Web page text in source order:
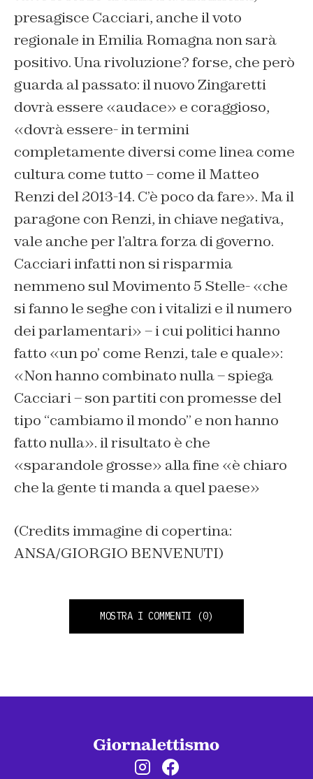
presagisce Cacciari, anche il voto
regionale in Emilia Romagna non sarà
positivo. Una rivoluzione? forse, che però
guarda al passato: il nuovo Zingaretti
dovrà essere «audace» e coraggioso,
«dovrà essere- in termini
completamente diversi come linea come
cultura come tutto – come il Matteo
Renzi del 2013-14. C’è poco da fare». Ma il
paragone con Renzi, in chiave negativa,
vale anche per l’altra forza di governo.
Cacciari infatti non si risparmia
nemmeno sul Movimento 5 Stelle- «che
si fanno le seghe con i vitalizi e il numero
dei parlamentari» – i cui politici hanno
fatto «un po’ come Renzi, tale e quale»:
«Non hanno combinato nulla – spiega
Cacciari – son partiti con promesse del
tipo “cambiamo il mondo” e non hanno
fatto nulla». il risultato è che
«sparandole grosse» alla fine «è chiaro
che la gente ti manda a quel paese»
(Credits immagine di copertina:
ANSA/GIORGIO BENVENUTI)
MOSTRA I COMMENTI (0)